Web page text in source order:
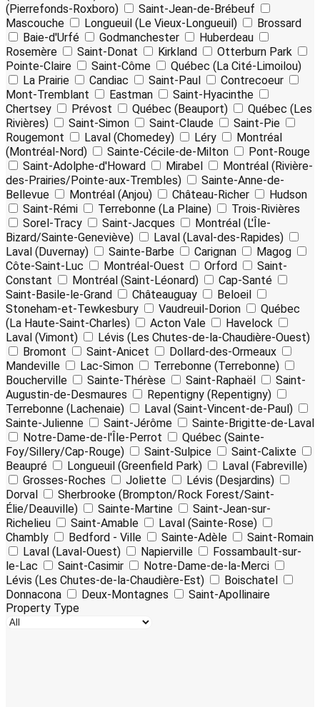
(Pierrefonds-Roxboro)
Saint-Jean-de-Brébeuf
Mascouche
Longueuil (Le Vieux-Longueuil)
Brossard
Baie-d'Urfé
Godmanchester
Huberdeau
Rosemère
Saint-Donat Kirkland
Otterburn Park
Pointe-Claire
Saint-Côme
Québec (La Cité-Limoilou)
La Prairie
Candiac Saint-Paul
Contrecoeur
Mont-Tremblant
Eastman
Saint-Hyacinthe
Chertsey
Prévost Québec (Beauport)
Québec (Les
Rivières)
Saint-Simon Saint-Claude
Saint-Pie
Rougemont
Laval (Chomedey) Léry
Montréal
(Montréal-Nord)
Sainte-Cécile-de-Milton
Pont-Rouge
Saint-Adolphe-d'Howard
Mirabel
Montréal (Rivière-
des-Prairies/Pointe-aux-Trembles)
Sainte-Anne-de-
Bellevue
Montréal (Anjou) Château-Richer
Hudson
Saint-Rémi
Terrebonne (La Plaine)
Trois-Rivières
Sorel-Tracy
Saint-Jacques
Montréal (L'Île-
Bizard/Sainte-Geneviève)
Laval (Laval-des-Rapides)
Laval (Duvernay)
Sainte-Barbe Carignan
Magog
Côte-Saint-Luc
Montréal-Ouest Orford
Saint-
Constant
Montréal (Saint-Léonard)
Cap-Santé
Saint-Basile-le-Grand
Châteauguay
Beloeil
Stoneham-et-Tewkesbury
Vaudreuil-Dorion
Québec
(La Haute-Saint-Charles)
Acton Vale
Havelock
Laval (Vimont)
Lévis (Les Chutes-de-la-Chaudière-Ouest)
Bromont
Saint-Anicet
Dollard-des-Ormeaux
Mandeville
Lac-Simon
Terrebonne (Terrebonne)
Boucherville
Sainte-Thérèse Saint-Raphaël
Saint-
Augustin-de-Desmaures
Repentigny (Repentigny)
Terrebonne (Lachenaie)
Laval (Saint-Vincent-de-Paul)
Sainte-Julienne
Saint-Jérôme
Sainte-Brigitte-de-Laval
Notre-Dame-de-l'Île-Perrot
Québec (Sainte-
Foy/Sillery/Cap-Rouge)
Saint-Sulpice
Saint-Calixte
Beaupré
Longueuil (Greenfield Park)
Laval (Fabreville)
Grosses-Roches
Joliette
Lévis (Desjardins)
Dorval
Sherbrooke (Brompton/Rock Forest/Saint-
Élie/Deauville)
Sainte-Martine
Saint-Jean-sur-
Richelieu
Saint-Amable
Laval (Sainte-Rose)
Chambly
Bedford - Ville Sainte-Adèle
Saint-Romain
Laval (Laval-Ouest)
Napierville
Fossambault-sur-
le-Lac
Saint-Casimir
Notre-Dame-de-la-Merci
Lévis (Les Chutes-de-la-Chaudière-Est)
Boischatel
Donnacona
Deux-Montagnes
Saint-Apollinaire
Property Type